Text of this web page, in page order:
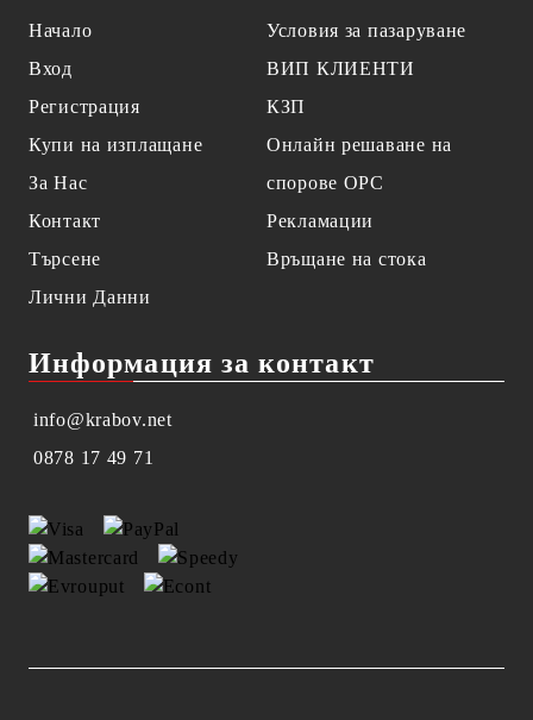
Начало
Вход
Регистрация
Купи на изплащане
За Нас
Контакт
Търсене
Лични Данни
Условия за пазаруване
ВИП КЛИЕНТИ
КЗП
Онлайн решаване на
спорове OPC
Рекламации
Връщане на стока
Информация за контакт
info@krabov.net
0878 17 49 71